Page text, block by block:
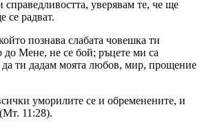
уверявам те, че ще
се радват.
познава слабата човешка ти
до Мене, не се бой; ръцете ми са
да ти дадам моята любов, мир, прощение
уморилите се и обременените, и
11:28).